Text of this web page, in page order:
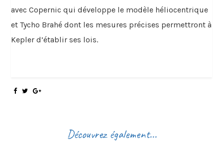
avec Copernic qui développe le modèle héliocentrique
et Tycho Brahé dont les mesures précises permettront à
Kepler d’établir ses lois.
Découvrez également...